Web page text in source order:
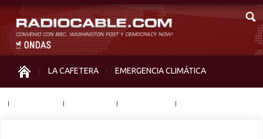
LA CAFETERA EMERGENCIA CLIMÁTICA